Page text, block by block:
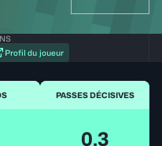
Profil du joueur
PASSES DÉCISIVES
0.3